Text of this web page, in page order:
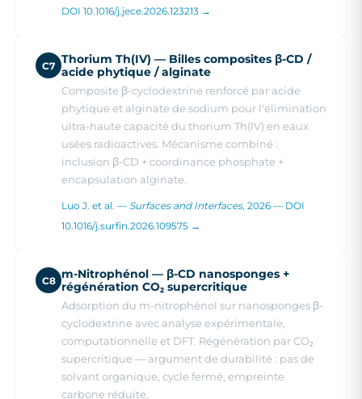
DOI 10.1016/j.jece.2026.123213 →
C7 Thorium Th(IV) — Billes composites β-CD /
acide phytique / alginate
Composite β-cyclodextrine renforcé par acide
phytique et alginate de sodium pour l'élimination
ultra-haute capacité du thorium Th(IV) en eaux
usées radioactives. Mécanisme combiné :
inclusion β-CD + coordinance phosphate +
encapsulation alginate.
Luo J. et al. — Surfaces and Interfaces, 2026 — DOI
10.1016/j.surfin.2026.109575 →
C8 m-Nitrophénol — β-CD nanosponges +
régénération CO₂ supercritique
Adsorption du m-nitrophénol sur nanosponges β-
cyclodextrine avec analyse expérimentale,
computationnelle et DFT. Régénération par CO₂
supercritique — argument de durabilité : pas de
solvant organique, cycle fermé, empreinte
carbone réduite.